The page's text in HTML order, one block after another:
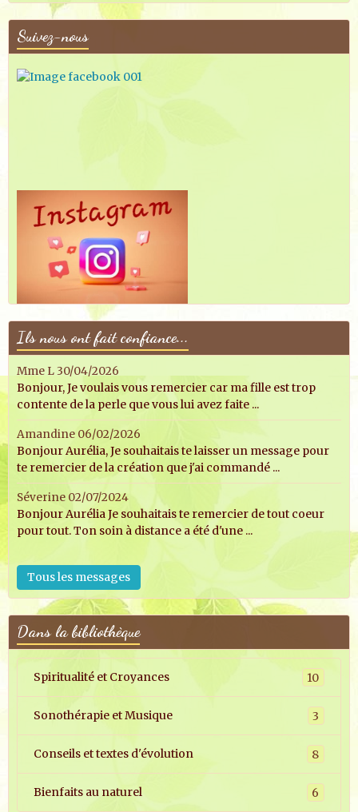
Suivez-nous
Ils nous ont fait confiance...
Mme L 30/04/2026
Bonjour, Je voulais vous remercier car ma fille est trop
contente de la perle que vous lui avez faite ...
Amandine 06/02/2026
Bonjour Aurélia, Je souhaitais te laisser un message pour
te remercier de la création que j'ai commandé ...
Séverine 02/07/2024
Bonjour Aurélia Je souhaitais te remercier de tout coeur
pour tout. Ton soin à distance a été d'une ...
Tous les messages
Dans la bibliothèque
Spiritualité et Croyances 10
Sonothérapie et Musique 3
Conseils et textes d'évolution 8
Bienfaits au naturel 6